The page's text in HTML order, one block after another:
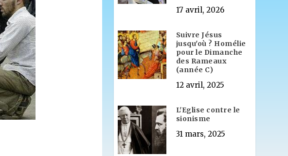
17 avril, 2026
Suivre Jésus
jusqu'où ? Homélie
pour le Dimanche
des Rameaux
(année C)
12 avril, 2025
L'Eglise contre le
sionisme
31 mars, 2025